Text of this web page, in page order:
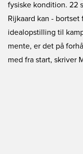
fysiske kondition. 22
Rijkaard kan -
idealopstilling til
mente, er det på
med fra start, skriver